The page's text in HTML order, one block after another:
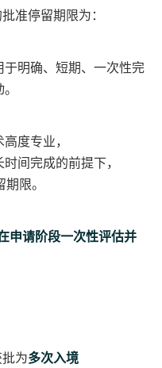
准停留期限为：
明确、短期、一次性完
度专业，
间完成的前提下，
限。
申请阶段一次性评估并
为多次入境